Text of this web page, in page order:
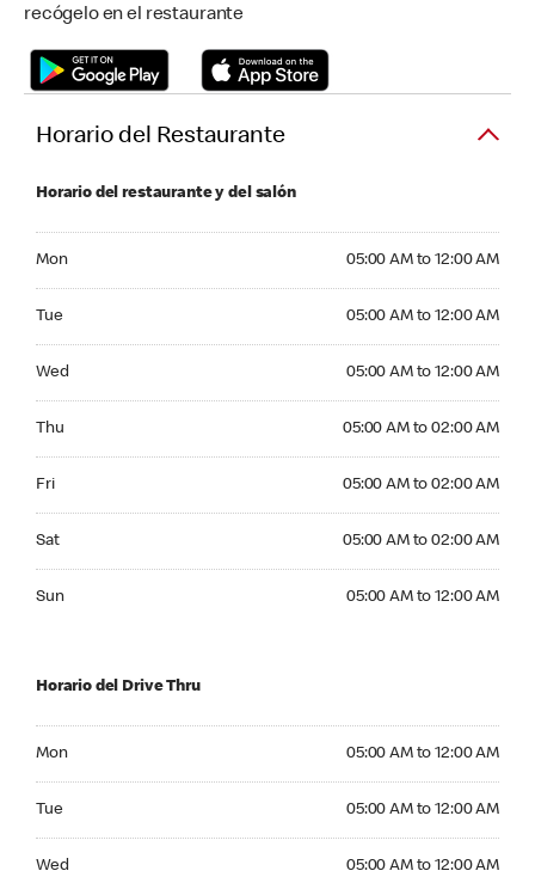
recógelo en el restaurante
Horario del Restaurante
Horario del restaurante y del salón
Mon 05:00 AM to 12:00 AM
Tue 05:00 AM to 12:00 AM
Wed 05:00 AM to 12:00 AM
Thu 05:00 AM to 02:00 AM
Fri 05:00 AM to 02:00 AM
Sat 05:00 AM to 02:00 AM
Sun 05:00 AM to 12:00 AM
Horario del Drive Thru
Mon 05:00 AM to 12:00 AM
Tue 05:00 AM to 12:00 AM
Wed 05:00 AM to 12:00 AM